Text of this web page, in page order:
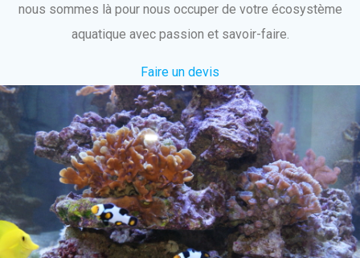
nous sommes là pour nous occuper de votre écosystème
aquatique avec passion et savoir-faire.
Faire un devis